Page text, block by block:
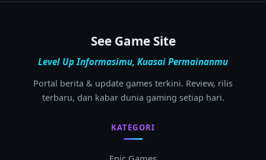
See Game Site
Level Up Informasimu, Kuasai Permainanmu
Portal berita & update games terkini. Review, rilis
terbaru, dan kabar dunia gaming setiap hari.
KATEGORI